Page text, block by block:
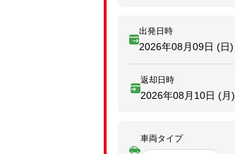
出発日時
2026年08月09日 (日)
返却日時
2026年08月10日 (月)
車両タイプ